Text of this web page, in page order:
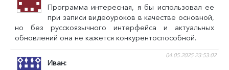
Программа интересная, я бы использовал ее
при записи видеоуроков в качестве основной,
но без русскоязычного интерфейса и актуальных
обновлений она не кажется конкурентоспособной.
Иван
04.05.2025 23:53:02